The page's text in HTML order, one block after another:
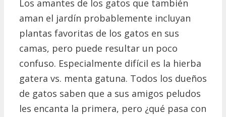
Los amantes de los gatos que también
aman el jardín probablemente incluyan
plantas favoritas de los gatos en sus
camas, pero puede resultar un poco
confuso. Especialmente difícil es la hierba
gatera vs. menta gatuna. Todos los dueños
de gatos saben que a sus amigos peludos
les encanta la primera, pero ¿qué pasa con